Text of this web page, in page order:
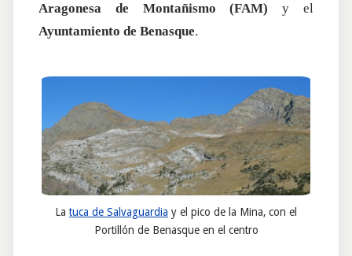
Aragonesa de Montañismo (FAM) y el
Ayuntamiento de Benasque.
Latuca de Salvaguardia y el pico de la Mina, con el
Portillón de Benasque en el centro